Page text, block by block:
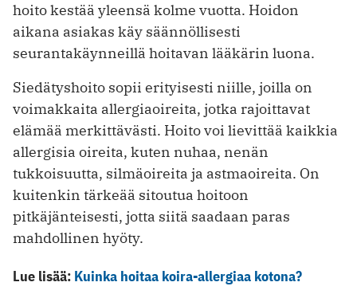
hoito kestää yleensä kolme vuotta. Hoidon
aikana asiakas käy säännöllisesti
seurantakäynneillä hoitavan lääkärin luona.
Siedätyshoito sopii erityisesti niille, joilla on
voimakkaita allergiaoireita, jotka rajoittavat
elämää merkittävästi. Hoito voi lievittää kaikkia
allergisia oireita, kuten nuhaa, nenän
tukkoisuutta, silmäoireita ja astmaoireita. On
kuitenkin tärkeää sitoutua hoitoon
pitkäjänteisesti, jotta siitä saadaan paras
mahdollinen hyöty.
Lue lisää: Kuinka hoitaa koira-allergiaa kotona?